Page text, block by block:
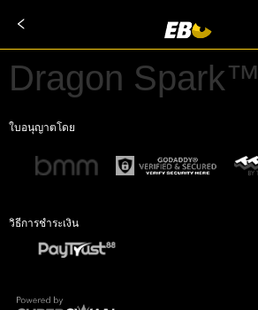
Dragon Spark™
ใบอนุญาตโดย
วิธีการชำระเงิน